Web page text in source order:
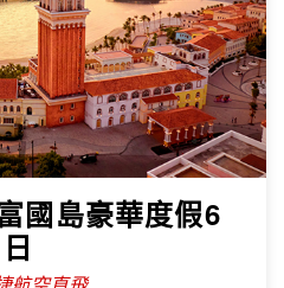
國島豪華度假6
日